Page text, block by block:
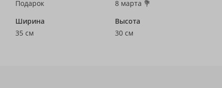
Подарок
8 марта 💐
Ширина
35 см
Высота
30 см